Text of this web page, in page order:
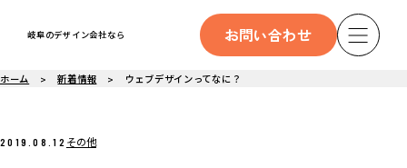
岐阜のデザイン会社なら お問い合わせ
ホーム 新着情報 ウェブデザインってなに？
2019.08.12 その他